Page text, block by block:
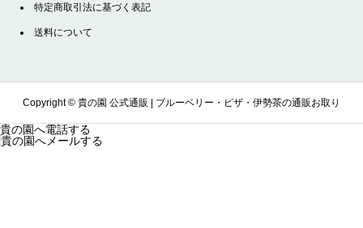
特定商取引法に基づく表記
送料について
Copyright © 貴の園 公式通販 | ブルーベリー・ピザ・伊勢茶の通販お取り
貴の園へ電話する
貴の園へメールする